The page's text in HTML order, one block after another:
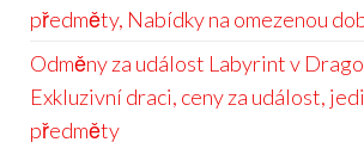
předměty, Nabídky na omezenou
Odměny za událost Labyrint v
Exkluzivní draci, ceny za událost,
předměty